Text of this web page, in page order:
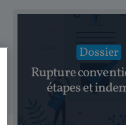
Dossier
Rupture
étapes et